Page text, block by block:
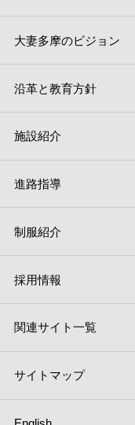
施設紹介
採用情報
大妻多摩のビジョン
進路指導
関連サイト一覧
沿革と教育方針
制服紹介
サイトマップ